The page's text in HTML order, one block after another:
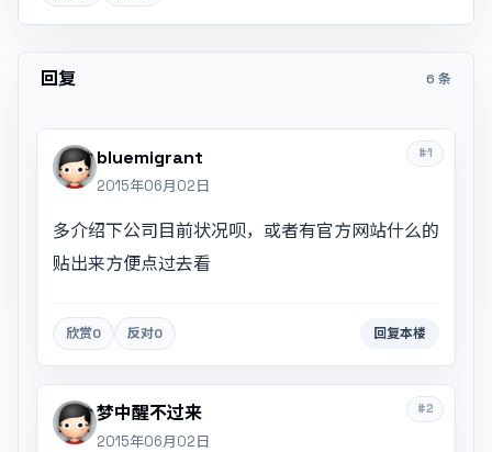
回复 6 条
#1
bluemigrant
2015年06月02日
多介绍下公司目前状况呗，或者有官方网站什么的
贴出来方便点过去看
欣赏0 反对0 回复本楼
#2
梦中醒不过来
2015年06月02日